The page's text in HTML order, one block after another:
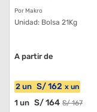
Por Makro
Unidad: Bolsa 21Kg
A partir de
2 un S/162 x un
1 un S/164 S/167